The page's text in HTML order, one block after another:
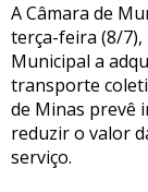
A Câmara de
terça-feira (8/
Municipal a
transporte
de Minas prevê
reduzir o valor
serviço.